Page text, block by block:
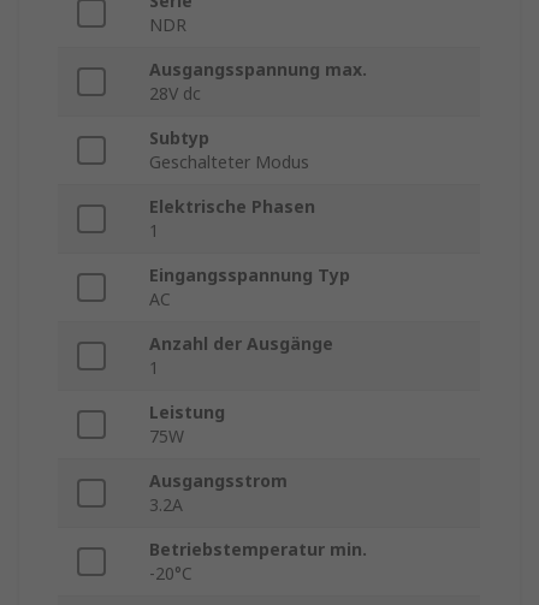
NDR
Ausgangsspannung max.
28V dc
Subtyp
Geschalteter Modus
Elektrische Phasen
1
Eingangsspannung Typ
AC
Anzahl der Ausgänge
1
Leistung
75W
Ausgangsstrom
3.2A
Betriebstemperatur min.
-20°C